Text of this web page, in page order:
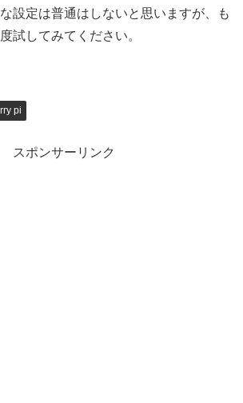
設定は普通はしないと思いますが、も
試してみてください。
pi
スポンサーリンク